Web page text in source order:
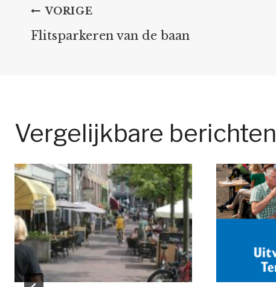
Bericht
VORIGE
Flitsparkeren van de baan
Vergelijkbare berichten